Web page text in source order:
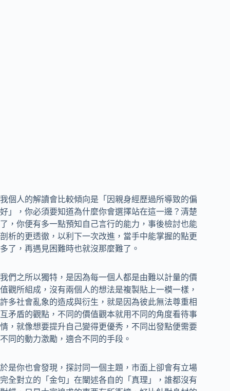
我個人的解讀會比較傾向是「因親身經歷過所導致的偏
好」，你必須要知道為什麼你會選擇站在這一邊？清楚
了，你便有多一點預知自己言行的能力，事後檢討也能
剖析的更透徹，以利下一次改進，當手中能掌握的點更
多了，再遇見困難時也就沒那麼難了。
我們之所以獨特，是因為每一個人都是由難以計量的價
值觀所組成，沒有兩個人的想法是複製貼上一模一樣，
許多社會亂象的造成與衍生，就是因為彼此無法尊重相
互矛盾的觀點，不同的價值觀本就用不同的角度看待事
情，就像想要提升自己變得更優秀，不同出發點便需要
不同的動力激勵，適合不同的手段。
於是你也會發現，探討同一個主題，市面上卻會有立場
完全對立的「金句」在闡述各自的「真理」，誰都沒有